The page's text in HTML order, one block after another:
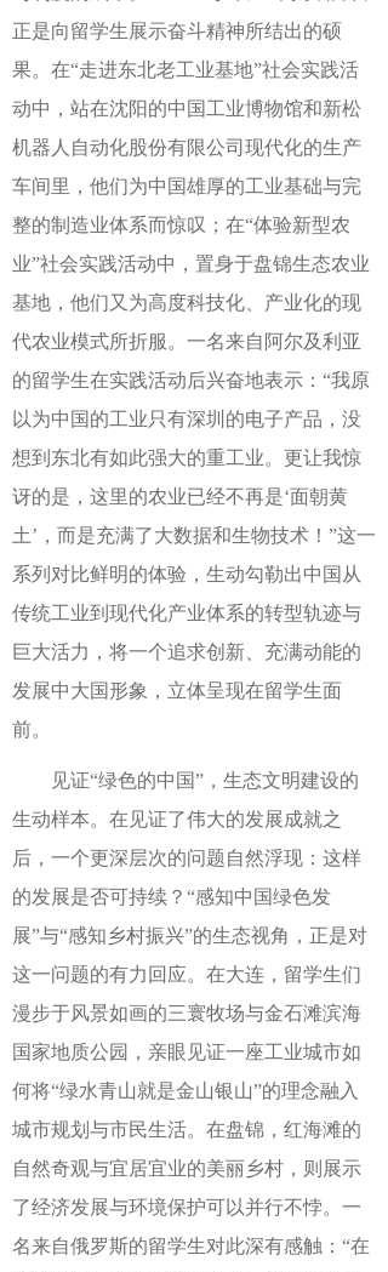
正是向留学生展示奋斗精神所结出的硕
果。在“走进东北老工业基地”社会实践活
动中，站在沈阳的中国工业博物馆和新松
机器人自动化股份有限公司现代化的生产
车间里，他们为中国雄厚的工业基础与完
整的制造业体系而惊叹；在“体验新型农
业”社会实践活动中，置身于盘锦生态农业
基地，他们又为高度科技化、产业化的现
代农业模式所折服。一名来自阿尔及利亚
的留学生在实践活动后兴奋地表示：“我原
以为中国的工业只有深圳的电子产品，没
想到东北有如此强大的重工业。更让我惊
讶的是，这里的农业已经不再是‘面朝黄
土’，而是充满了大数据和生物技术！”这一
系列对比鲜明的体验，生动勾勒出中国从
传统工业到现代化产业体系的转型轨迹与
巨大活力，将一个追求创新、充满动能的
发展中大国形象，立体呈现在留学生面
前。
见证“绿色的中国”，生态文明建设的
生动样本。在见证了伟大的发展成就之
后，一个更深层次的问题自然浮现：这样
的发展是否可持续？“感知中国绿色发
展”与“感知乡村振兴”的生态视角，正是对
这一问题的有力回应。在大连，留学生们
漫步于风景如画的三寰牧场与金石滩滨海
国家地质公园，亲眼见证一座工业城市如
何将“绿水青山就是金山银山”的理念融入
城市规划与市民生活。在盘锦，红海滩的
自然奇观与宜居宜业的美丽乡村，则展示
了经济发展与环境保护可以并行不悖。一
名来自俄罗斯的留学生对此深有感触：“在